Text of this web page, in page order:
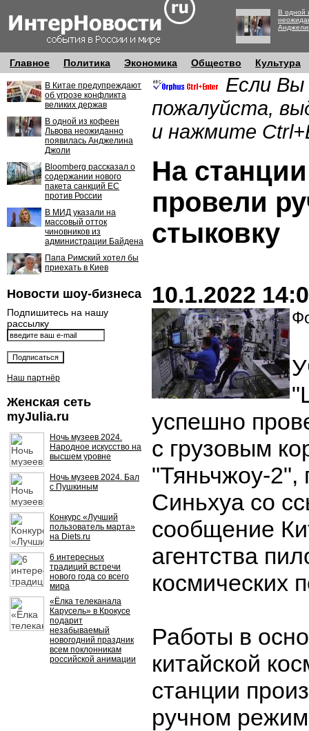
В одной
Главное Политика Экономика Общество Культура
В Китае предупреждают
об угрозе конфликта
великих держав
В одной из кофеен
Львова неожиданно
появилась Анджелина
Джоли
Bloomberg рассказал о
содержании нового
пакета санкций ЕС
против России
В МИД указали на
массовый отток
чиновников из
администрации Байдена
Папа Римский хотел бы
приехать в Киев
Новости шоу-бизнеса
Подпишитесь на нашу
рассылку
Наш партнёр
Женская сеть
myJulia.ru
Ночь музеев 2024.
Народное искусство на
высшем уровне
Ночь музеев 2024. Бал
с Пушкиным
Конкурс «Лучший
пользователь марта»
на Diets.ru
6 интересных
традиций встречи
нового года со всего
мира
«Ёлка телеканала
Карусель» в Крокусе
подарит
незабываемый
новогодний праздник
всем поклонникам
российской анимации
Если Вы
пожалуйста,
и нажмите
На
провели
стыковку
10.1.2022
успешно
с грузовым
"Тяньчжоу-2",
Синьхуа со
сообщение
агентства
космических
Работы в
китайской
станции
ручном